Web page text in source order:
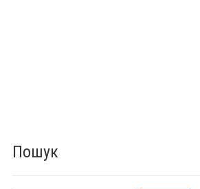
Пошук